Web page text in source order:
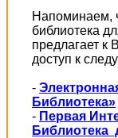
Напоминаем,
библиотека
предлагает к
доступ к
-
Библиотека»
- Первая
Библиотека